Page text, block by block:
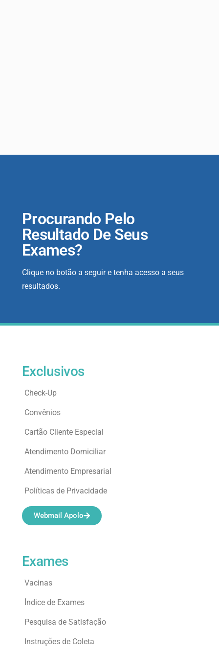
Procurando Pelo
Resultado De Seus
Exames?
Clique no botão a seguir e tenha acesso a seus
resultados.
Exames
Vacinas
Índice de Exames
Pesquisa de Satisfação
Instruções de Coleta
Exclusivos
Check-Up
Convênios
Cartão Cliente Especial
Atendimento Domiciliar
Atendimento Empresarial
Políticas de Privacidade
Webmail Apolo